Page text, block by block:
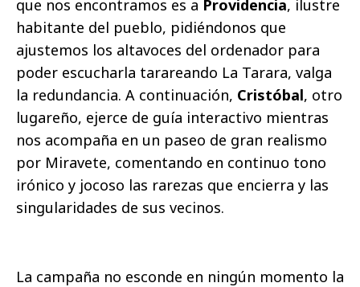
que nos encontramos es a Providencia, ilustre
habitante del pueblo, pidiéndonos que
ajustemos los altavoces del ordenador para
poder escucharla tarareando La Tarara, valga
la redundancia. A continuación, Cristóbal, otro
lugareño, ejerce de guía interactivo mientras
nos acompaña en un paseo de gran realismo
por Miravete, comentando en continuo tono
irónico y jocoso las rarezas que encierra y las
singularidades de sus vecinos.
La campaña no esconde en ningún momento la